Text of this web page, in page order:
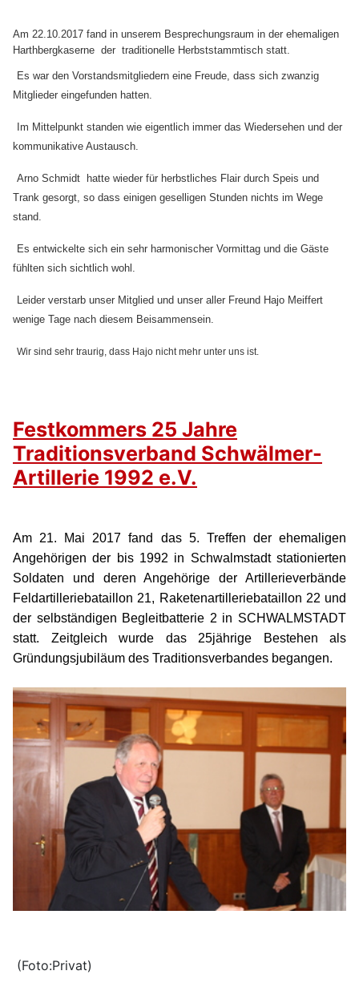
Am 22.10.2017 fand in unserem Besprechungsraum in der ehemaligen
Harthbergkaserne der traditionelle Herbststammtisch statt.
Es war den Vorstandsmitgliedern eine Freude, dass sich zwanzig
Mitglieder eingefunden hatten.
Im Mittelpunkt standen wie eigentlich immer das Wiedersehen und der
kommunikative Austausch.
Arno Schmidt hatte wieder für herbstliches Flair durch Speis und
Trank gesorgt, so dass einigen geselligen Stunden nichts im Wege
stand.
Es entwickelte sich ein sehr harmonischer Vormittag und die Gäste
fühlten sich sichtlich wohl.
Leider verstarb unser Mitglied und unser aller Freund Hajo Meiffert
wenige Tage nach diesem Beisammensein.
Wir sind sehr traurig, dass Hajo nicht mehr unter uns ist.
Festkommers 25 Jahre
Traditionsverband Schwälmer-
Artillerie 1992 e.V.
Am 21. Mai 2017 fand das 5. Treffen der ehemaligen
Angehörigen der bis 1992 in Schwalmstadt stationierten
Soldaten und deren Angehörige der Artillerieverbände
Feldartilleriebataillon 21, Raketenartilleriebataillon 22 und
der selbständigen Begleitbatterie 2 in SCHWALMSTADT
statt. Zeitgleich wurde das 25jährige Bestehen als
Gründungsjubiläum des Traditionsverbandes begangen.
(Foto:Privat)